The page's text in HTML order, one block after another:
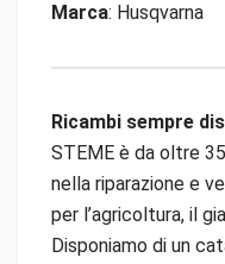
Marca: Husqvarna
Ricambi sempre
STEME è da oltre
nella riparazione e
per l’agricoltura, il
Disponiamo di un